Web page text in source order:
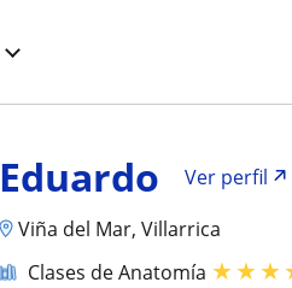
Eduardo
Ver perfil
Viña del Mar, Villarrica
Clases de Anatomía ★★★